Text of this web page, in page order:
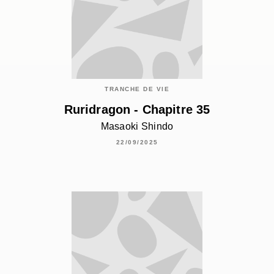
TRANCHE DE VIE
Ruridragon - Chapitre 35
Masaoki Shindo
22/09/2025